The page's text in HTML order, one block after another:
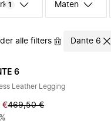
1 Maten
alle filters Dante 6
6
Leather Legging
€469,50 €